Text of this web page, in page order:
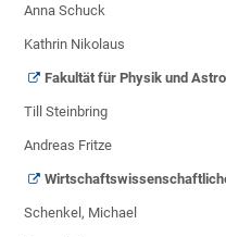
Anna Schuck
Kathrin Nikolaus
Fakultät für Physik und
Till Steinbring
Andreas Fritze
Schenkel, Michael